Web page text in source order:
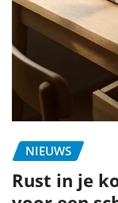
NIEUWS
Rust in je